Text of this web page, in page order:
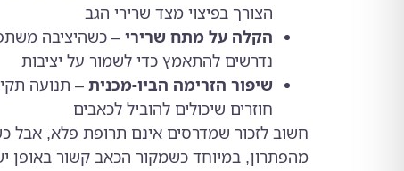
הצורך בפיצוי מצד שרירי הגב
הקלה על מתח שרירי – כשהיציבה
נדרשים להתאמץ כדי לשמור על יציבות
שיפור הזרימה הביו-מכנית – תנועה
חוזרים שיכולים להוביל לכאבים
חשוב לזכור שמדרסים אינם תרופת פלא, אבל
מהפתרון, במיוחד כשמקור הכאב קשור באופן